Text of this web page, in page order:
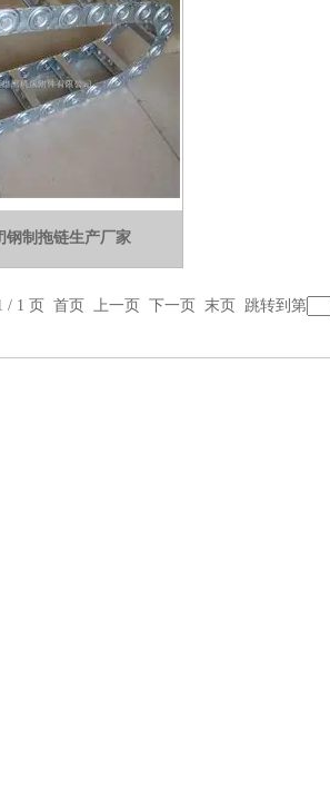
钢制拖链生产厂家
/ 1 页 首页 上一页 下一页 末页 跳转到第